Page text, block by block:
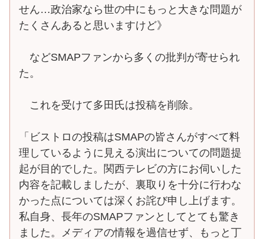
せん…政治家なら世の中にもっと大きな問題が
たくさんあると思いますけど》
などSMAPファンから多くの批判が寄せられ
た。
これを受けて多田氏は投稿を削除。
「ビストロの投稿はSMAPの皆さんがすべて料
理しているように見える演出についての問題提
起が目的でした。関西テレビの方にお伺いした
内容を記載しましたが、裏取りを十分に行わな
かった点については深くお詫び申し上げます。
私自身、長年のSMAPファンとしてとても驚き
ました。メディアの情報を過信せず、もっと丁